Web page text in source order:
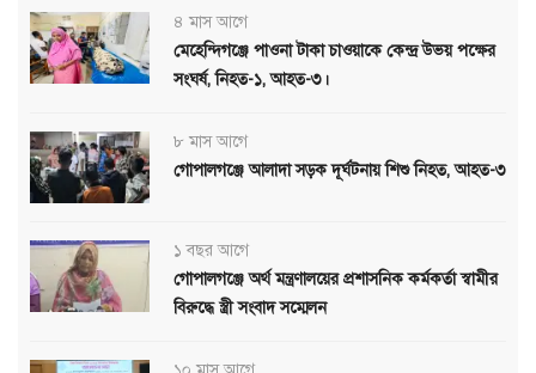
৪ মাস আগে
মেহেন্দিগঞ্জে পাওনা টাকা চাওয়াকে কেন্দ্র উভয় পক্ষের
সংঘর্ষ, নিহত-১, আহত-৩।
৮ মাস আগে
গোপালগঞ্জে আলাদা সড়ক দূর্ঘটনায় শিশু নিহত, আহত-৩
১ বছর আগে
গোপালগঞ্জে অর্থ মন্ত্রণালয়ের প্রশাসনিক কর্মকর্তা স্বামীর
বিরুদ্ধে স্ত্রী সংবাদ সম্মেলন